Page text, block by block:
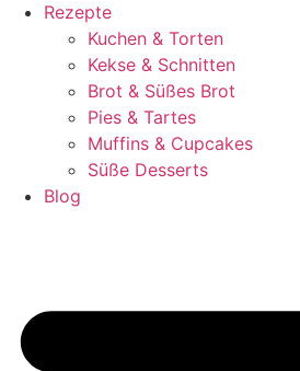
Rezepte
Kuchen & Torten
Kekse & Schnitten
Brot & Süßes Brot
Pies & Tartes
Muffins & Cupcakes
Süße Desserts
Blog